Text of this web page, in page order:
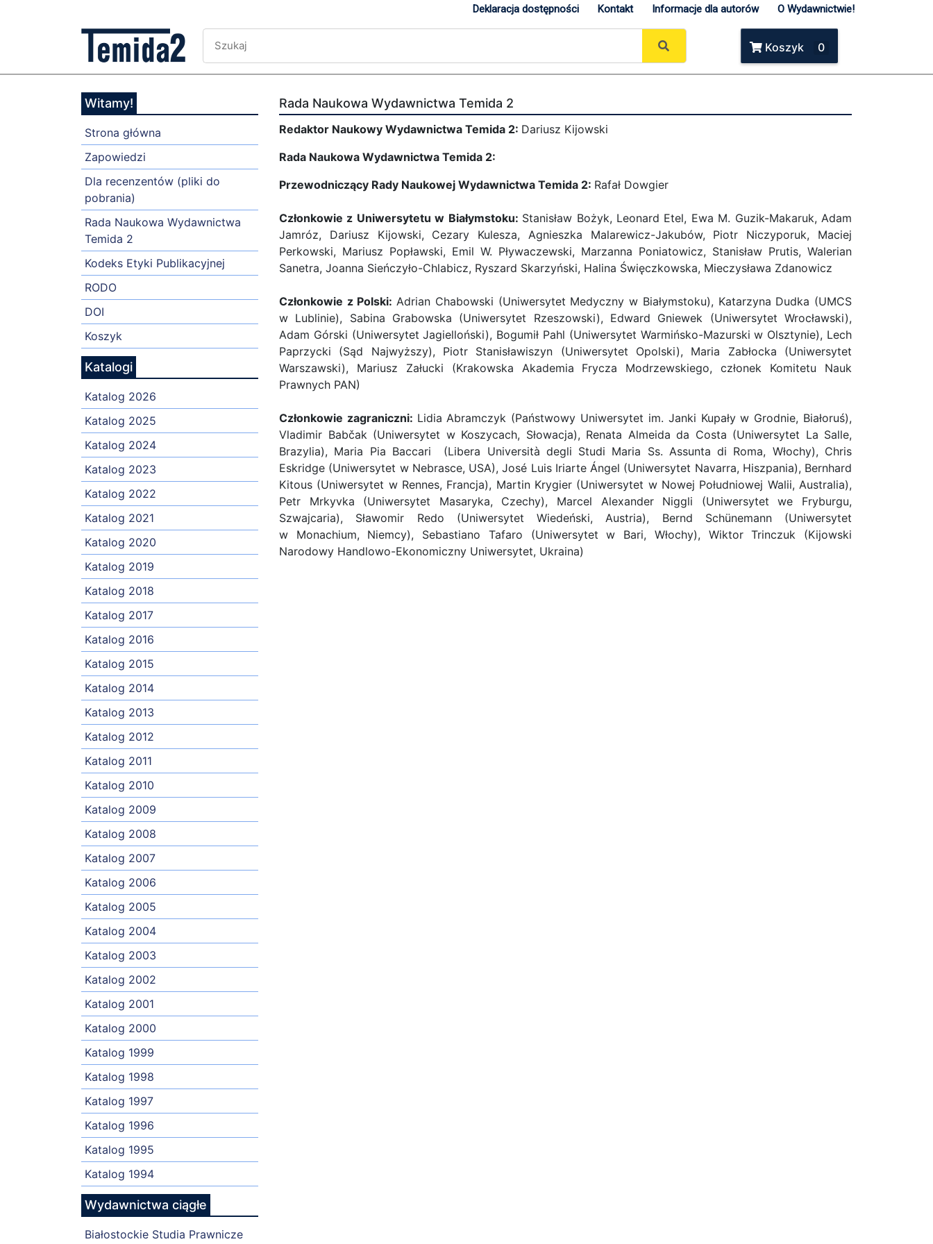
Deklaracja dostępności Kontakt Informacje dla autorów O Wydawnictwie!
Koszyk 0
Witamy!
Strona główna
Zapowiedzi
Dla recenzentów (pliki do
pobrania)
Rada Naukowa Wydawnictwa
Temida 2
Kodeks Etyki Publikacyjnej
RODO
DOI
Koszyk
Katalogi
Katalog 2026
Katalog 2025
Katalog 2024
Katalog 2023
Katalog 2022
Katalog 2021
Katalog 2020
Katalog 2019
Katalog 2018
Katalog 2017
Katalog 2016
Katalog 2015
Katalog 2014
Katalog 2013
Katalog 2012
Katalog 2011
Katalog 2010
Katalog 2009
Katalog 2008
Katalog 2007
Katalog 2006
Katalog 2005
Katalog 2004
Katalog 2003
Katalog 2002
Katalog 2001
Katalog 2000
Katalog 1999
Katalog 1998
Katalog 1997
Katalog 1996
Katalog 1995
Katalog 1994
Wydawnictwa ciągłe
Białostockie Studia Prawnicze
Rada Naukowa Wydawnictwa Temida 2
Redaktor Naukowy Wydawnictwa Temida 2: Dariusz Kijowski
Rada Naukowa Wydawnictwa Temida 2:
Przewodniczący Rady Naukowej Wydawnictwa Temida 2: Rafał Dowgier
Członkowie z Uniwersytetu w Białymstoku: Stanisław Bożyk, Leonard Etel, Ewa M. Guzik-Makaruk, Adam
Jamróz, Dariusz Kijowski, Cezary Kulesza, Agnieszka Malarewicz-Jakubów, Piotr Niczyporuk, Maciej
Perkowski, Mariusz Popławski, Emil W. Pływaczewski, Marzanna Poniatowicz, Stanisław Prutis, Walerian
Sanetra, Joanna Sieńczyło-Chlabicz, Ryszard Skarzyński, Halina Święczkowska, Mieczysława Zdanowicz
Członkowie z Polski:Adrian Chabowski (Uniwersytet Medyczny w Białymstoku), Katarzyna Dudka (UMCS
w Lublinie), Sabina Grabowska (Uniwersytet Rzeszowski), Edward Gniewek (Uniwersytet Wrocławski),
Adam Górski (Uniwersytet Jagielloński), Bogumił Pahl (Uniwersytet Warmińsko-Mazurski w Olsztynie), Lech
Paprzycki (Sąd Najwyższy), Piotr Stanisławiszyn (Uniwersytet Opolski), Maria Zabłocka (Uniwersytet
Warszawski), Mariusz Załucki (Krakowska Akademia Frycza Modrzewskiego, członek Komitetu Nauk
Prawnych PAN)
Członkowie zagraniczni: Lidia Abramczyk (Państwowy Uniwersytet im. Janki Kupały w Grodnie, Białoruś),
Vladimir Babčak (Uniwersytet w Koszycach, Słowacja), Renata Almeida da Costa (Uniwersytet La Salle,
Brazylia), Maria Pia Baccari (Libera Università degli Studi Maria Ss. Assunta di Roma, Włochy), Chris
Eskridge (Uniwersytet w Nebrasce, USA), José Luis Iriarte Ángel (Uniwersytet Navarra, Hiszpania), Bernhard
Kitous (Uniwersytet w Rennes, Francja), Martin Krygier (Uniwersytet w Nowej Południowej Walii, Australia),
Petr Mrkyvka (Uniwersytet Masaryka, Czechy), Marcel Alexander Niggli (Uniwersytet we Fryburgu,
Szwajcaria), Sławomir Redo (Uniwersytet Wiedeński, Austria), Bernd Schünemann (Uniwersytet
w Monachium, Niemcy), Sebastiano Tafaro (Uniwersytet w Bari, Włochy), Wiktor Trinczuk (Kijowski
Narodowy Handlowo-Ekonomiczny Uniwersytet, Ukraina)